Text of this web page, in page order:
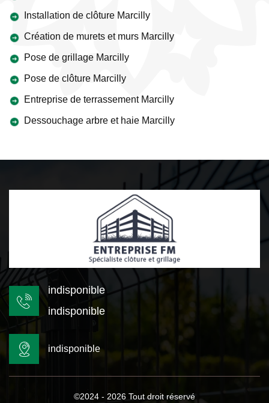
Installation de clôture Marcilly
Création de murets et murs Marcilly
Pose de grillage Marcilly
Pose de clôture Marcilly
Entreprise de terrassement Marcilly
Dessouchage arbre et haie Marcilly
indisponible
indisponible
indisponible
©2024 - 2026 Tout droit réservé